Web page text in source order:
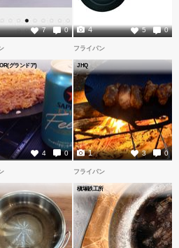
7 0 5 0
4
グランドア)
4 0
フライパン
JHQ
3 0
1
フライパン
槇塚鉄工所